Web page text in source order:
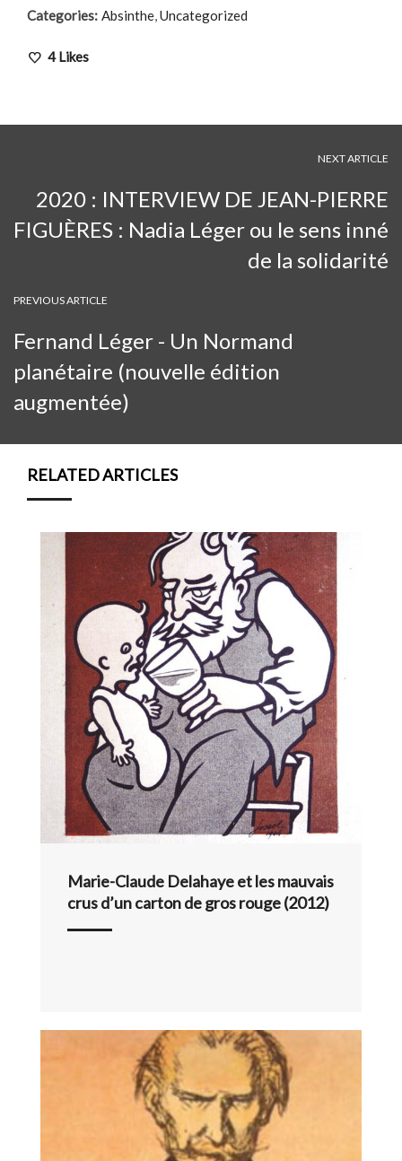
Categories: Absinthe,Uncategorized
4Likes
NEXT ARTICLE
2020 : INTERVIEW DE JEAN-PIERRE
FIGUÈRES : Nadia Léger ou le sens inné
de la solidarité
PREVIOUS ARTICLE
Fernand Léger - Un Normand
planétaire (nouvelle édition
augmentée)
RELATED ARTICLES
Marie-Claude Delahaye et les mauvais
crus d’un carton de gros rouge (2012)